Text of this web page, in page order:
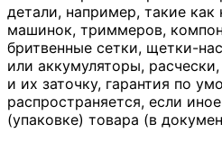
детали, например, такие
машинок, триммеров,
бритвенные сетки, щетки-
или аккумуляторы,
и их заточку, гарантия по
распространяется, если
(упаковке) товара (в